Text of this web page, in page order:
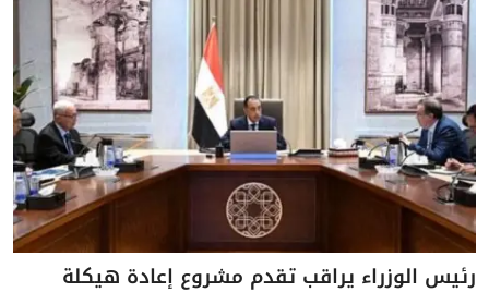
رئيس الوزراء يراقب تقدم مشروع إعادة هيكلة